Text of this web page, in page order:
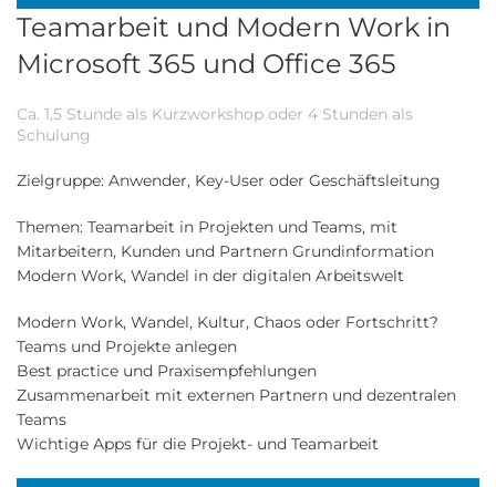
Teamarbeit und Modern Work in
Microsoft 365 und Office 365
Ca. 1,5 Stunde als Kurzworkshop oder 4 Stunden als
Schulung
Zielgruppe: Anwender, Key-User oder Geschäftsleitung
Themen: Teamarbeit in Projekten und Teams, mit
Mitarbeitern, Kunden und Partnern Grundinformation
Modern Work, Wandel in der digitalen Arbeitswelt
Modern Work, Wandel, Kultur, Chaos oder Fortschritt?
Teams und Projekte anlegen
Best practice und Praxisempfehlungen
Zusammenarbeit mit externen Partnern und dezentralen
Teams
Wichtige Apps für die Projekt- und Teamarbeit